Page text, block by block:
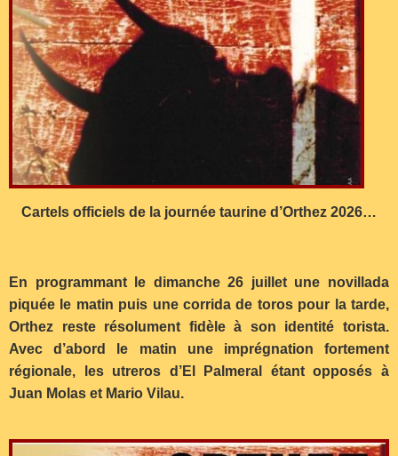
Cartels officiels de la journée taurine d’Orthez 2026…
En programmant le dimanche 26 juillet une novillada
piquée le matin puis une corrida de toros pour la tarde,
Orthez reste résolument fidèle à son identité torista.
Avec d’abord le matin une imprégnation fortement
régionale, les utreros d’El Palmeral étant opposés à
Juan Molas et Mario Vilau.